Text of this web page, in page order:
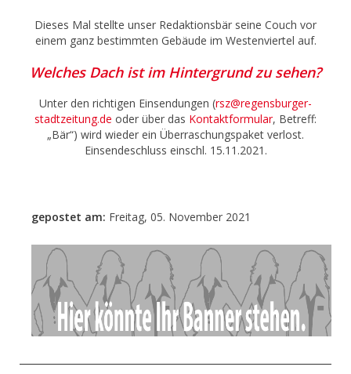
Dieses Mal stellte unser Redaktionsbär seine Couch vor
einem ganz bestimmten Gebäude im Westenviertel auf.
Welches Dach ist im Hintergrund zu sehen?
Unter den richtigen Einsendungen (rsz@regensburger-
stadtzeitung.de oder über das Kontaktformular, Betreff:
„Bär“) wird wieder ein Überraschungspaket verlost.
Einsendeschluss einschl. 15.11.2021.
gepostet am: Freitag, 05. November 2021
- Anzeige -